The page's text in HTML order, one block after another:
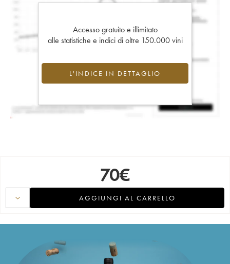
Accesso gratuito e illimitato
alle statistiche e indici di oltre 150.000 vini
L'INDICE IN DETTAGLIO
70€
AGGIUNGI AL CARRELLO